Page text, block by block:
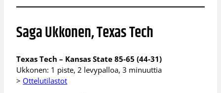
Saga Ukkonen, Texas Tech
Texas Tech – Kansas State 85-65 (44-31)
Ukkonen: 1 piste, 2 levypalloa, 3 minuuttia
> Ottelutilastot